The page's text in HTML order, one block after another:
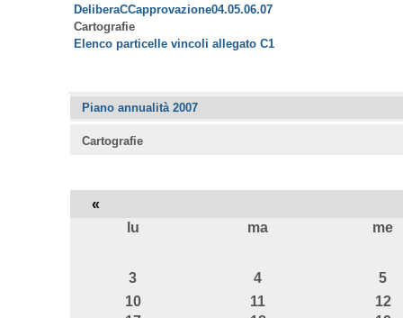
DeliberaCCapprovazione04.05.06.07
Cartografie
Elenco particelle vincoli allegato C1
Navigazione
Piano annualità 2007
Cartografie
«
lu ma me
3 4
5
10
11
12